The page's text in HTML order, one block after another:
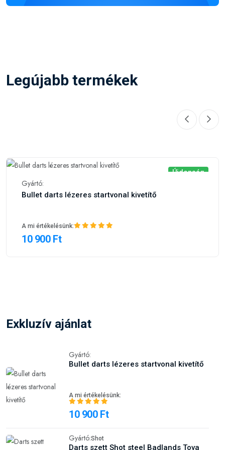
Legújabb termékek
Újdonság
Gyártó:
Bullet darts lézeres startvonal kivetítő
A mi értékelésünk:
10 900 Ft
Exkluzív ajánlat
Gyártó:
Bullet darts lézeres startvonal kivetítő
A mi értékelésünk:
10 900 Ft
Gyártó:Shot
Darts szett Shot steel Badlands Tova